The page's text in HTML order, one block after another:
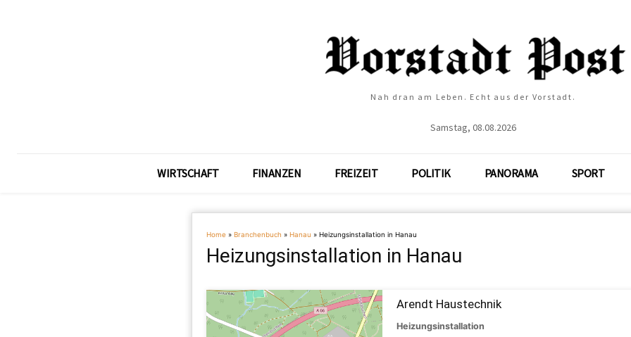
Nah dran am Leben. Echt aus der Vorstadt.
Samstag, 08.08.2026
WIRTSCHAFT FINANZEN FREIZEIT POLITIK PANORAMA SPORT
Home » Branchenbuch » Hanau » Heizungsinstallation in Hanau
Heizungsinstallation in Hanau
Arendt Haustechnik
Heizungsinstallation